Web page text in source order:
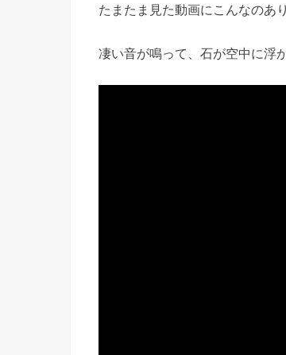
たまたま見た動画にこんなのあ
凄い音が鳴って、石が空中に浮